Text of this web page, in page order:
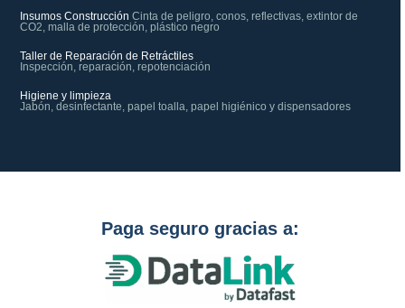
Insumos Construcción Cinta de peligro, conos, reflectivas, extintor de
CO2, malla de protección, plástico negro
Taller de Reparación de Retráctiles
Inspección, reparación, repotenciación
Higiene y limpieza
Jabón, desinfectante, papel toalla, papel higiénico y dispensadores
Paga seguro gracias a: